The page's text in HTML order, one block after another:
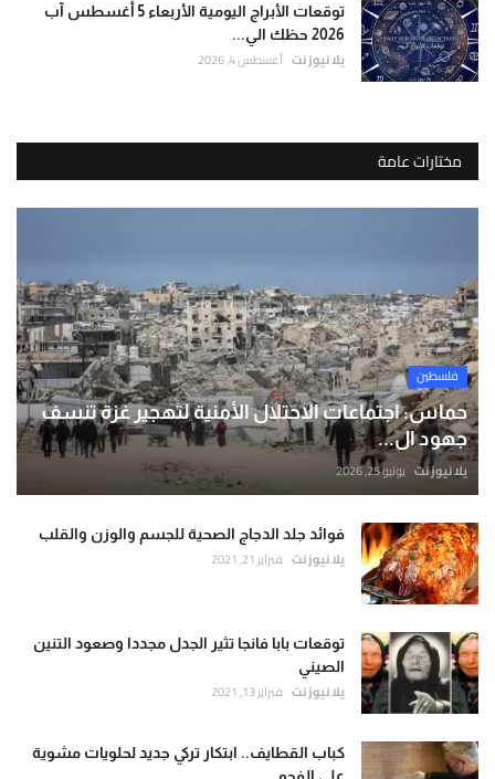
توقعات الأبراج اليومية الأربعاء 5 أغسطس آب
2026 حظك الي...
يلا نيوز نت أغسطس 4, 2026
مختارات عامة
فلسطين
حماس: اجتماعات الاحتلال الأمنية لتهجير غزة تنسف
جهود ال...
يلا نيوز نت يونيو 25, 2026
فوائد جلد الدجاج الصحية للجسم والوزن والقلب
يلا نيوز نت فبراير 21, 2021
توقعات بابا فانجا تثير الجدل مجددا وصعود التنين
الصيني
يلا نيوز نت فبراير 13, 2021
كباب القطايف.. ابتكار تركي جديد لحلويات مشوية
على الفحم